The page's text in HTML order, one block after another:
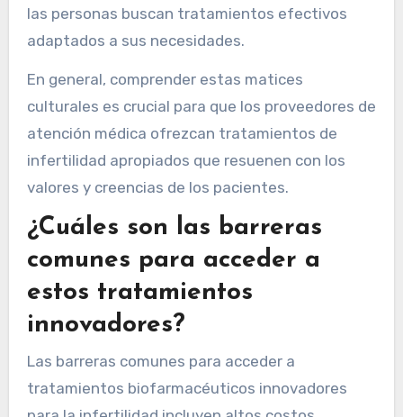
las personas buscan tratamientos efectivos
adaptados a sus necesidades.
En general, comprender estas matices
culturales es crucial para que los proveedores de
atención médica ofrezcan tratamientos de
infertilidad apropiados que resuenen con los
valores y creencias de los pacientes.
¿Cuáles son las barreras
comunes para acceder a
estos tratamientos
innovadores?
Las barreras comunes para acceder a
tratamientos biofarmacéuticos innovadores